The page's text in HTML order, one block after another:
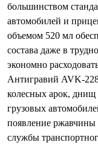
большинством
автомобилей и
объемом 520 мл
состава даже в
экономно
Антигравий AVK-
колесных арок, днищ
грузовых
появление ржавчины
службы